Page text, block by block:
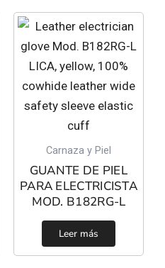
Carnaza y Piel
GUANTE DE PIEL
PARA ELECTRICISTA
MOD. B182RG-L
Leer más